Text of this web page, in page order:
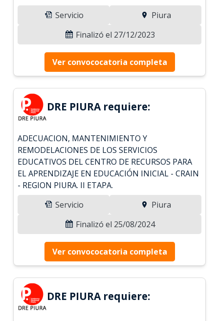
Servicio
Piura
Finalizó el 27/12/2023
Ver convococatoria completa
DRE PIURA requiere:
ADECUACION, MANTENIMIENTO Y
REMODELACIONES DE LOS SERVICIOS
EDUCATIVOS DEL CENTRO DE RECURSOS PARA
EL APRENDIZAJE EN EDUCACIÓN INICIAL - CRAIN
- REGION PIURA. II ETAPA.
Servicio
Piura
Finalizó el 25/08/2024
Ver convococatoria completa
DRE PIURA requiere: